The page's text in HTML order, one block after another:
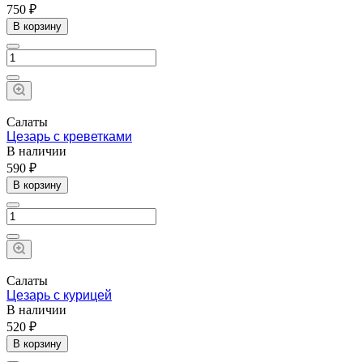
750 ₽
В корзину
Салаты
Цезарь с креветками
В наличии
590 ₽
В корзину
Салаты
Цезарь с курицей
В наличии
520 ₽
В корзину